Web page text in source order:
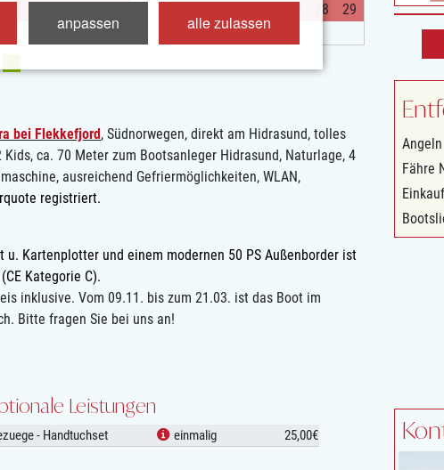
anpassen alle zulassen
28
29
30
bei Flekkefjord, Südnorwegen, direkt am Hidrasund, tolles
ca. 70 Meter zum Bootsanleger Hidrasund, Naturlage, 4
ausreichend Gefriermöglichkeiten, WLAN,
registriert.
Kartenplotter und einem modernen 50 PS Außenborder ist
Kategorie C).
inklusive. Vom 09.11. bis zum 21.03. ist das Boot im
Bitte fragen Sie bei uns an!
Angeln
Fähre
Leistungen
- Handtuchset einmalig 25,00€